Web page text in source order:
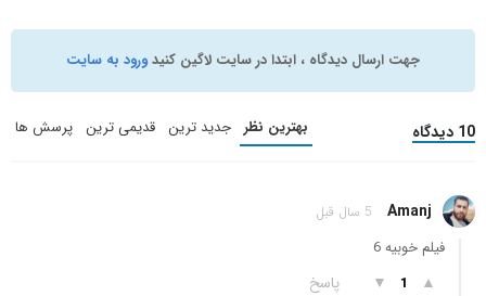
جهت ارسال دیدگاه ، ابتدا در سایت لاگین کنیدورود به سایت
10 دیدگاه بهترین نظر جدید ترین قدیمی ترین پرسش ها
Amanj 5 سال قبل
فیلم خوبیه 6
▲
1
▼ پاسخ